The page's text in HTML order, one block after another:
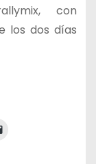
con
los dos días